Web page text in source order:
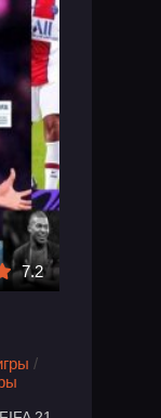
7.2
/